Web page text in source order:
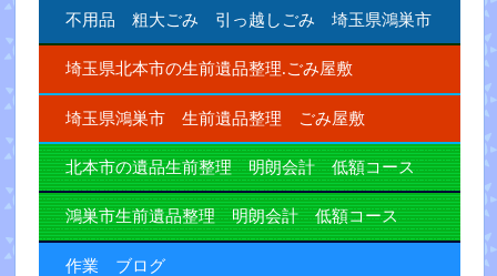
不用品 粗大ごみ 引っ越しごみ 埼玉県鴻巣市
埼玉県北本市の生前遺品整理.ごみ屋敷
埼玉県鴻巣市 生前遺品整理 ごみ屋敷
北本市の遺品生前整理 明朗会計 低額コース
鴻巣市生前遺品整理 明朗会計 低額コース
作業 ブログ